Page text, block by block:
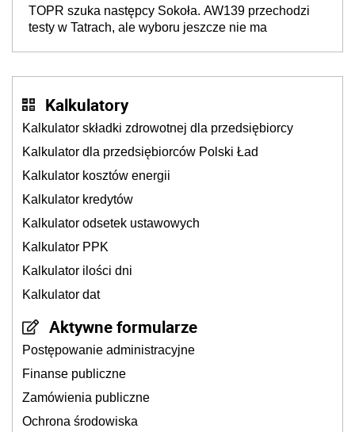
TOPR szuka następcy Sokoła. AW139 przechodzi
testy w Tatrach, ale wyboru jeszcze nie ma
Kalkulatory
Kalkulator składki zdrowotnej dla przedsiębiorcy
Kalkulator dla przedsiębiorców Polski Ład
Kalkulator kosztów energii
Kalkulator kredytów
Kalkulator odsetek ustawowych
Kalkulator PPK
Kalkulator ilości dni
Kalkulator dat
Aktywne formularze
Postępowanie administracyjne
Finanse publiczne
Zamówienia publiczne
Ochrona środowiska